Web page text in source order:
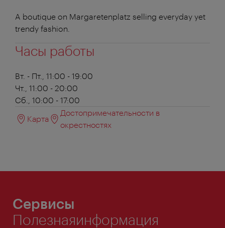
A boutique on Margaretenplatz selling everyday yet
trendy fashion.
Часы работы
Вт. - Пт., 11:00 - 19:00
Чт., 11:00 - 20:00
Сб., 10:00 - 17:00
Карта
Достопримечательности в
окрестностях
Сервисы
Полезнаяинформация